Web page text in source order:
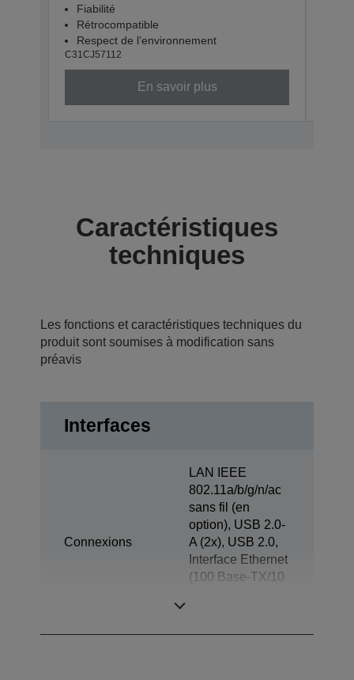
Fiabilité
Rétrocompatible
Respect de l’environnement
C31CJ57112
En savoir plus
Caractéristiques
techniques
Les fonctions et caractéristiques techniques du
produit sont soumises à modification sans
préavis
Interfaces
Connexions
LAN IEEE
802.11a/b/g/n/ac
sans fil (en
option), USB 2.0-
A (2x), USB 2.0,
Interface Ethernet
(100 Base-TX/10